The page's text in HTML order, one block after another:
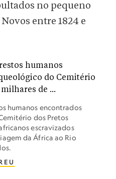
no pequeno
entre 1824 e
humanos encontrados
dos Pretos
escravizados
da África ao Rio